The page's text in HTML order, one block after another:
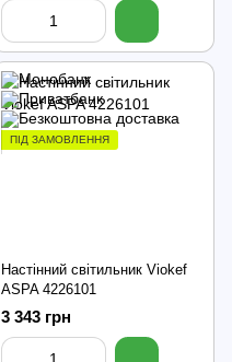
ПІД ЗАМОВЛЕННЯ
Настінний світильник Viokef
ASPA 4226101
3 343 грн